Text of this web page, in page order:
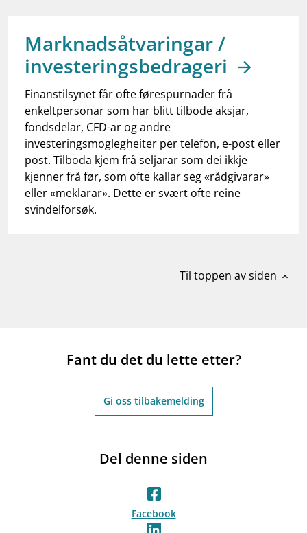
dashboardInformasjon for investorer
notifications_noneAbonner på nyhetsvarsel
Marknadsåtvaringar /
investeringsbedrageri
Finanstilsynet får ofte førespurnader frå
enkeltpersonar som har blitt tilbode aksjar,
fondsdelar, CFD-ar og andre
investeringsmoglegheiter per telefon, e-post eller
post. Tilboda kjem frå seljarar som dei ikkje
kjenner frå før, som ofte kallar seg «rådgivarar»
eller «meklarar». Dette er svært ofte reine
svindelforsøk.
Til toppen av siden expand_less
Fant du det du lette etter?
Gi oss tilbakemelding
Del denne siden
Facebook